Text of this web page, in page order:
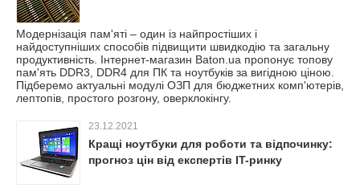
Модернізація пам'яті – один із найпростіших і
найдоступніших способів підвищити швидкодію та загальну
продуктивність. Інтернет-магазин Baton.ua пропонує топову
пам'ять DDR3, DDR4 для ПК та ноутбуків за вигідною ціною.
Підберемо актуальні модулі ОЗП для бюджетних комп'ютерів,
лептопів, простого розгону, оверклокінгу.
23.12.2021
Кращі ноутбуки для роботи та відпочинку:
прогноз цін від експертів IT-ринку